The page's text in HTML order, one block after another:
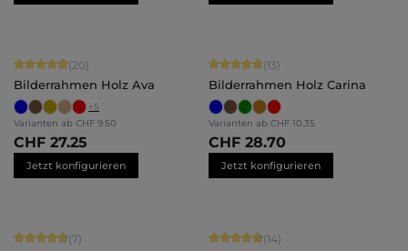
Durchschnittliche Bewertung von 4.9 von 5 Sternen
(20)
Bilderrahmen Holz Ava
+5
Varianten ab CHF 9.50
CHF 27.25
Jetzt konfigurieren
Durchschnittliche Bewertung von 5
(13)
Bilderrahmen Holz Carina
Varianten ab CHF 10.35
CHF 28.70
Jetzt konfigurieren
Durchschnittliche Bewertung von 4.71 von 5 Sternen
(7)
Durchschnittliche Bewertung von
(14)